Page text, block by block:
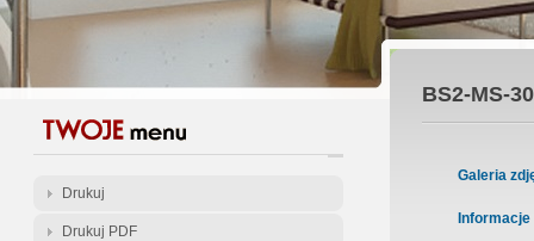
Licencjonowani Pośrednicy
Gwarancja Zwrotu Zadatku
Gratis - Przedwstępna Umowa
Drukuj
Drukuj PDF
BS2-MS-
Galeria
Informacje